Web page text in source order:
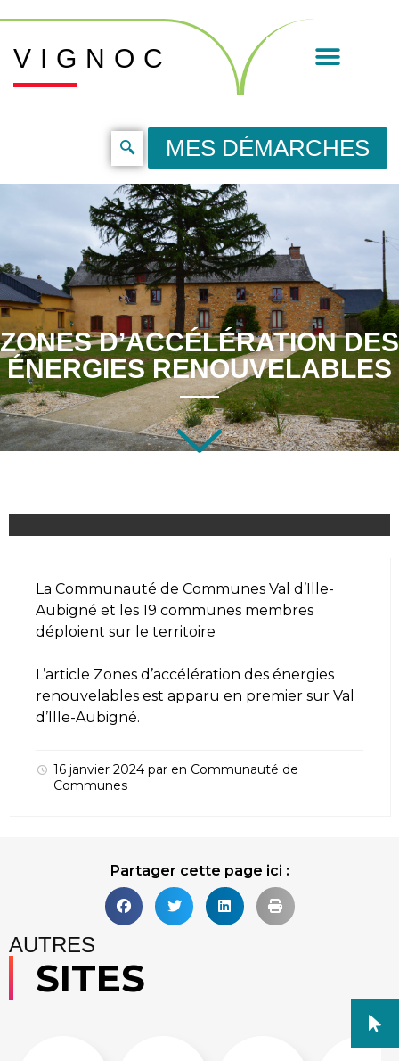
VIGNOC
MES DÉMARCHES
ZONES D’ACCÉLÉRATION DES
ÉNERGIES RENOUVELABLES
La Communauté de Communes Val d’Ille-
Aubigné et les 19 communes membres
déploient sur le territoire
L’article Zones d’accélération des énergies
renouvelables est apparu en premier sur Val
d’Ille-Aubigné.
16 janvier 2024 par en Communauté de
Communes
Partager cette page ici :
AUTRES
SITES